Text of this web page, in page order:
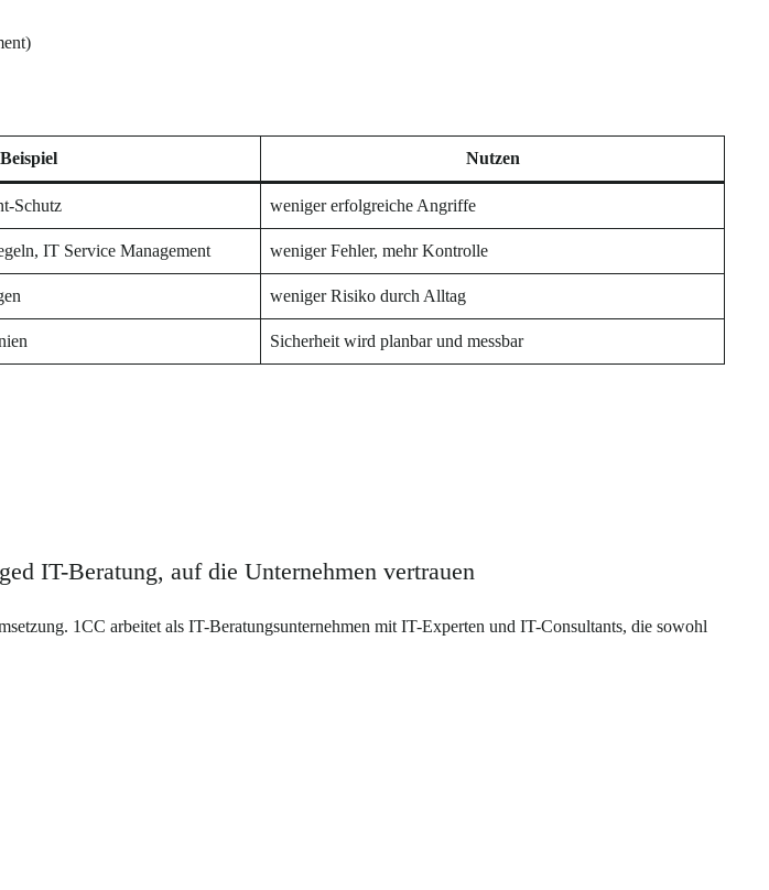
Beispiel Nutzen
Schutz weniger erfolgreiche Angriffe
IT Service Management weniger Fehler, mehr Kontrolle
weniger Risiko durch Alltag
Sicherheit wird planbar und messbar
IT-Beratung, auf die Unternehmen vertrauen
1CC arbeitet als IT-Beratungsunternehmen mit IT-Experten und IT-Consultants, die sowohl